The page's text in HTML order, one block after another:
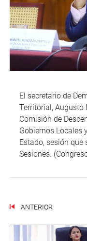
El secretario de
Territorial, Augusto
Comisión de
Gobiernos Locales
Estado, sesión que
Sesiones.
ANTERIOR